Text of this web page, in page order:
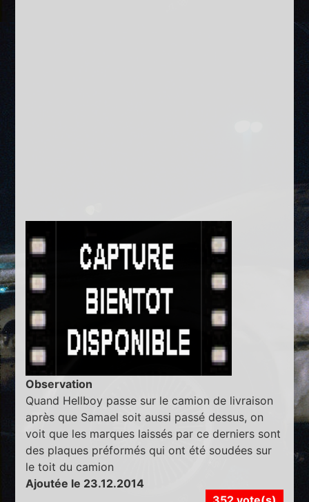
Observation
Quand Hellboy passe sur le camion de livraison
après que Samael soit aussi passé dessus, on
voit que les marques laissés par ce derniers sont
des plaques préformés qui ont été soudées sur
le toit du camion
Ajoutée le 23.12.2014